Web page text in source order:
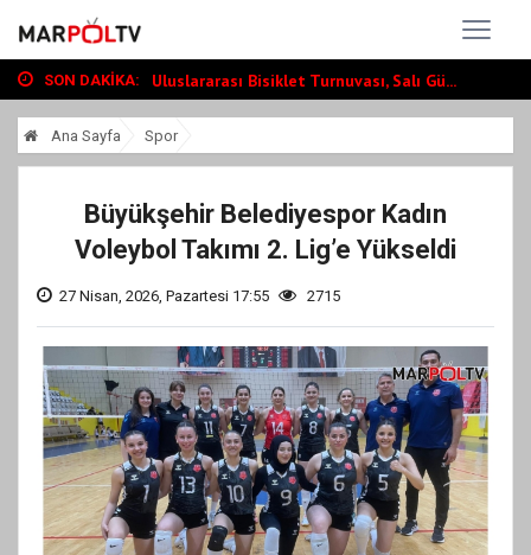
SON DAKIKA:
Türkoğlunda Hopurlu Mahallesi Taziye Evi...
Dedublüman KAFUM’da Müzik Ziyafeti Yaşat...
Uluslararası Bisiklet Turnuvası, Salı Gü...
Ana Sayfa Spor
Büyükşehir Belediyespor Kadın
Voleybol Takımı 2. Lig’e Yükseldi
27 Nisan, 2026, Pazartesi 17:55 2715